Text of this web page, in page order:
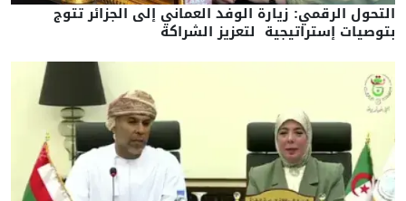
التحول الرقمي: زيارة الوفد العماني إلى الجزائر تتوج
بتوصيات إستراتيجية لتعزيز الشراكة